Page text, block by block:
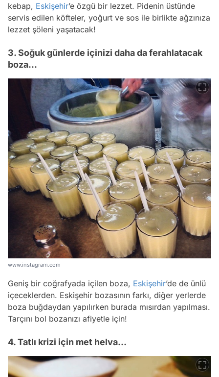
kebap, Eskişehir’e özgü bir lezzet. Pidenin üstünde
servis edilen köfteler, yoğurt ve sos ile birlikte ağzınıza
lezzet şöleni yaşatacak!
3. Soğuk günlerde içinizi daha da ferahlatacak
boza…
www.instagram.com
Geniş bir coğrafyada içilen boza, Eskişehir’de de ünlü
içeceklerden. Eskişehir bozasının farkı, diğer yerlerde
boza buğdaydan yapılırken burada mısırdan yapılması.
Tarçını bol bozanızı afiyetle için!
4. Tatlı krizi için met helva…